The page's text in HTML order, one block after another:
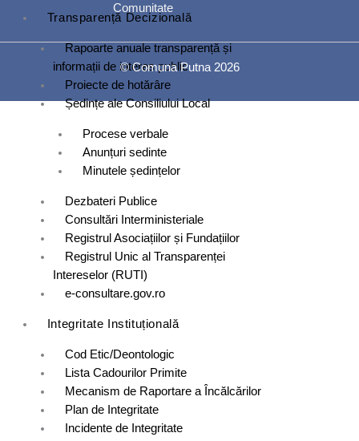
Transparență Decizională
Rapoarte anuale transparență și
informații de interes public
Proiecte de hotărâre
Ședințe ale Consiliului Local
Procese verbale
Anunțuri sedinte
Minutele ședințelor
Dezbateri Publice
Consultări Interministeriale
Registrul Asociațiilor și Fundațiilor
Registrul Unic al Transparenței
Intereselor (RUTI)
e-consultare.gov.ro
Integritate Instituțională
Cod Etic/Deontologic
Lista Cadourilor Primite
Mecanism de Raportare a Încălcărilor
Plan de Integritate
Incidente de Integritate
Comunitate
© Comuna Putna 2026